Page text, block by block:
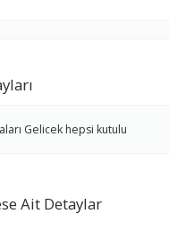
Gelicek hepsi kutulu
Ait Detaylar